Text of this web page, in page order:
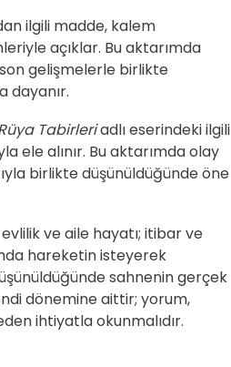
ilgili madde, kalem
açıklar. Bu aktarımda
gelişmelerle birlikte
dayanır.
Tabirleriadlı eserindeki ilgili
ele alınır. Bu aktarımda olay
birlikte düşünüldüğünde öne
ve aile hayatı; itibar ve
hareketin isteyerek
sahnenin gerçek
dönemine aittir; yorum,
ihtiyatla okunmalıdır.